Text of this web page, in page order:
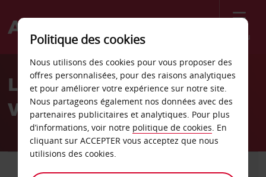
Menu
Welcome
AvisLocation de voiture
Vitrolles
Politique des cookies
Nous utilisons des cookies pour vous proposer des
offres personnalisées, pour des raisons analytiques
et pour améliorer votre expérience sur notre site.
Nous partageons également nos données avec des
partenaires publicitaires et analytiques. Pour plus
d’informations, voir notre politique de cookies. En
cliquant sur ACCEPTER vous acceptez que nous
utilisions des cookies.